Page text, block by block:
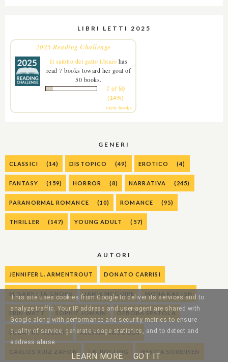
LIBRI LETTI 2025
2025 Reading Challenge
Il salotto del gatto libraio has
read 7 books toward her goal of
50 books.
7 of 50
(14%)
view books
GENERI
CLASSICI (14) DISTOPICO (49) EROTICO (4)
FANTASY (159) HORROR (8) NARRATIVA (245)
PARANORMAL ROMANCE (10) ROMANCE (95)
THRILLER (147) YOUNG ADULT (57)
AUTORI
JENNIFER L. ARMENTROUT DONATO CARRISI
ELISABETTA GNONE JAMIE MCGUIRE MONA KASTEN
ERIN WATT SOPHIE JOMAIN DEBORA SPATOLA
SUZANNE COLLINS ALESSIA GAZZOLA
CARLOS RUIZ ZAFON J.K. ROLLING JESSICA SORENSEN
This site uses cookies from Google to deliver its services and to
analyze traffic. Your IP address and user-agent are shared with
Google along with performance and security metrics to ensure
quality of service, generate usage statistics, and to detect and
address abuse.
LEARN MORE GOT IT